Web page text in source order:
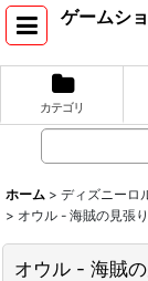
ゲームシ
カテゴリ
ホーム > ディズニーロ
> オウル - 海賊の見張
オウル - 海賊